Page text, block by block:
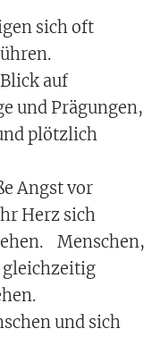
sich oft
auf
und Prägungen,
plötzlich
Angst vor
Herz sich
Menschen,
gleichzeitig
und sich